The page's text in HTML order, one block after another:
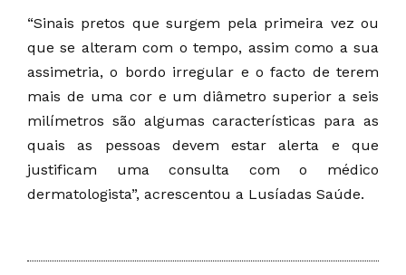
“Sinais pretos que surgem pela primeira vez ou
que se alteram com o tempo, assim como a sua
assimetria, o bordo irregular e o facto de terem
mais de uma cor e um diâmetro superior a seis
milímetros são algumas características para as
quais as pessoas devem estar alerta e que
justificam uma consulta com o médico
dermatologista”, acrescentou a Lusíadas Saúde.